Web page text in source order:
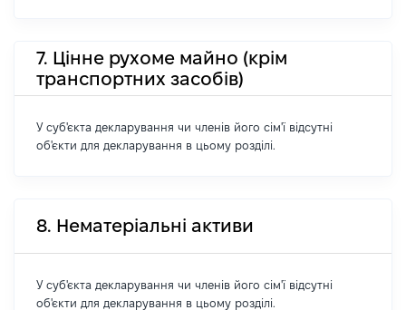
7. Цінне рухоме майно (крім
транспортних засобів)
У суб'єкта декларування чи членів його сім'ї відсутні
об'єкти для декларування в цьому розділі.
8. Нематеріальні активи
У суб'єкта декларування чи членів його сім'ї відсутні
об'єкти для декларування в цьому розділі.